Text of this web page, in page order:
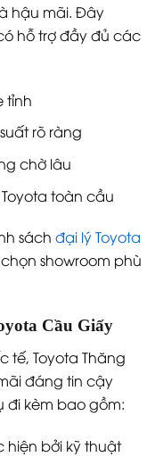
hậu mãi. Đây
hỗ trợ đầy đủ các
tỉnh
rõ ràng
chờ lâu
toàn cầu
sách đại lý Toyota
showroom phù
Cầu Giấy
tế, Toyota Thăng
đáng tin cậy
đi kèm bao gồm:
hiện bởi kỹ thuật